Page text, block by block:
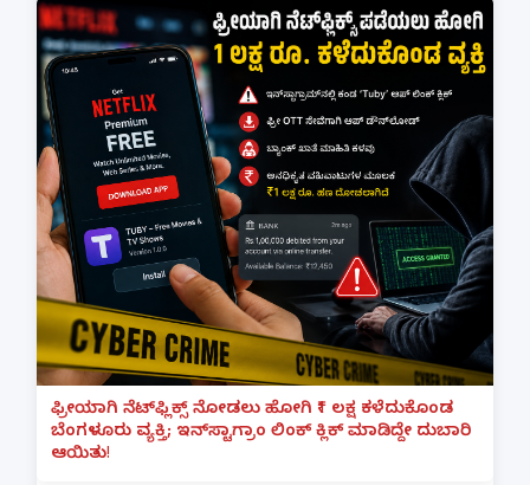
ಫ್ರೀಯಾಗಿ ನೆಟ್‌ಫ್ಲಿಕ್ಸ್ ನೋಡಲು ಹೋಗಿ ₹1 ಲಕ್ಷ ಕಳೆದುಕೊಂಡ
ಬೆಂಗಳೂರು ವ್ಯಕ್ತಿ; ಇನ್‌ಸ್ಟಾಗ್ರಾಂ ಲಿಂಕ್ ಕ್ಲಿಕ್ ಮಾಡಿದ್ದೇ ದುಬಾರಿ
ಆಯಿತು!